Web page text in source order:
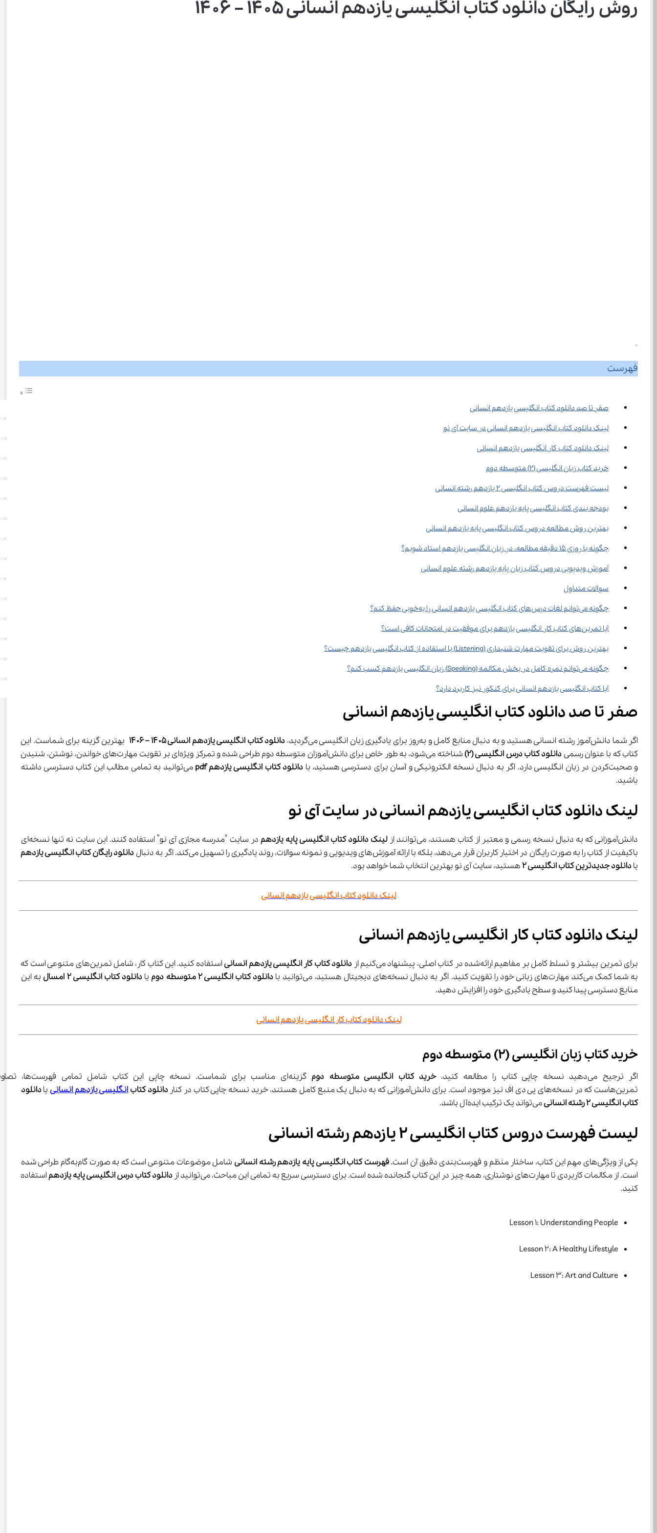
روش رایگان دانلود کتاب انگلیسی یازدهم انسانی ۱۴۰۵ – ۱۴۰۶
0
فهرست
صفر تا صد دانلود کتاب انگلیسی یازدهم انسانی
لینک دانلود کتاب انگلیسی یازدهم انسانی در سایت آی نو
لینک دانلود کتاب کار انگلیسی یازدهم انسانی
خرید کتاب زبان انگلیسی (2) متوسطه دوم
لیست فهرست دروس کتاب انگلیسی 2 یازدهم رشته انسانی
بودجه‌ بندی کتاب انگلیسی پایه یازدهم علوم انسانی
بهترین روش مطالعه دروس کتاب انگلیسی پایه یازدهم انسانی
چگونه با روزی 15 دقیقه مطالعه، در زبان انگلیسی یازدهم استاد شویم؟
آموزش ویدیویی دروس کتاب زبان پایه یازدهم رشته علوم انسانی
سوالات متداول
چگونه می‌توانم لغات درس‌های کتاب انگلیسی یازدهم انسانی را به‌خوبی حفظ کنم؟
آیا تمرین‌های کتاب کار انگلیسی یازدهم برای موفقیت در امتحانات کافی است؟
بهترین روش برای تقویت مهارت شنیداری (Listening) با استفاده از کتاب انگلیسی یازدهم چیست؟
چگونه می‌توانم نمره کامل در بخش مکالمه (Speaking) زبان انگلیسی یازدهم کسب کنم؟
آیا کتاب انگلیسی یازدهم انسانی برای کنکور نیز کاربرد دارد؟
صفر تا صد دانلود کتاب انگلیسی یازدهم انسانی
اگر شما دانش‌آموز رشته انسانی هستید و به دنبال منابع کامل و به‌روز برای یادگیری زبان انگلیسی می‌گردید، دانلود کتاب انگلیسی یازدهم انسانی ۱۴۰۵ – ۱۴۰۶
بهترین گزینه برای شماست. این
کتاب که با عنوان رسمی دانلود کتاب درس انگلیسی (2)
شناخته می‌شود، به طور خاص برای دانش‌آموزان متوسطه دوم طراحی شده و تمرکز ویژه‌ای بر تقویت مهارت‌های خواندن، نوشتن، شنیدن
و صحبت‌کردن در زبان انگلیسی دارد. اگر به دنبال نسخه الکترونیکی و آسان برای دسترسی هستید، با
دانلود کتاب انگلیسی یازدهم pdf
می‌توانید به تمامی مطالب این کتاب دسترسی داشته
باشید.
لینک دانلود کتاب انگلیسی یازدهم انسانی در سایت آی نو
دانش‌آموزانی که به دنبال نسخه رسمی و معتبر از کتاب هستند، می‌توانند از لینک دانلود کتاب انگلیسی پایه یازدهم
در سایت “مدرسه مجازی آی نو” استفاده کنند. این سایت نه تنها نسخه‌ای
باکیفیت از کتاب را به صورت رایگان در اختیار کاربران قرار می‌دهد، بلکه با ارائه آموزش‌های ویدیویی و نمونه سوالات، روند یادگیری را تسهیل می‌کند. اگر به دنبال
دانلود رایگان کتاب انگلیسی یازدهم
یا دانلود جدیدترین کتاب انگلیسی 2 هستید، سایت آی نو بهترین انتخاب شما خواهد بود.
لینک دانلود کتاب انگلیسی یازدهم انسانی
لینک دانلود کتاب کار انگلیسی یازدهم انسانی
برای تمرین بیشتر و تسلط کامل بر مفاهیم ارائه‌شده در کتاب اصلی، پیشنهاد می‌کنیم از دانلود کتاب کار انگلیسی یازدهم انسانی
استفاده کنید. این کتاب کار، شامل تمرین‌های متنوعی است که
به شما کمک می‌کند مهارت‌های زبانی خود را تقویت کنید. اگر به دنبال نسخه‌های دیجیتال هستید، می‌توانید با
دانلود کتاب انگلیسی 2 متوسطه دوم یا دانلود کتاب انگلیسی 2 امسال
به این
منابع دسترسی پیدا کنید و سطح یادگیری خود را افزایش دهید.
لینک دانلود کتاب کار انگلیسی یازدهم انسانی
خرید کتاب زبان انگلیسی (2) متوسطه دوم
اگر ترجیح می‌دهید نسخه چاپی کتاب را مطالعه کنید، خرید کتاب انگلیسی متوسطه دوم
گزینه‌ای مناسب برای شماست. نسخه
تمرین‌هاست که در نسخه‌های پی دی اف نیز موجود است. برای دانش‌آموزانی که به دنبال یک منبع کامل هستند، خرید نسخه چاپی کتاب در کنار
دانلود کتاب انگلیسی یازدهم انسانی یا دانلود
کتاب انگلیسی 2 رشته انسانی
می‌تواند یک ترکیب ایده‌آل باشد.
لیست فهرست دروس کتاب انگلیسی 2 یازدهم رشته انسانی
یکی از ویژگی‌های مهم این کتاب، ساختار منظم و فهرست‌بندی دقیق آن است. فهرست کتاب انگلیسی پایه یازدهم رشته انسانی
شامل موضوعات متنوعی است که به صورت گام‌به‌گام طراحی شده
است. از مکالمات کاربردی تا مهارت‌های نوشتاری، همه چیز در این کتاب گنجانده شده است. برای دسترسی سریع به تمامی این مباحث، می‌توانید از
دانلود کتاب درس انگلیسی پایه یازدهم استفاده
کنید.
Lesson 1: Understanding People
Lesson 2: A Healthy Lifestyle
Lesson 3: Art and Culture